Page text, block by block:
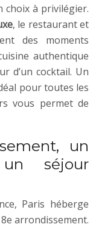
à privilégier.
, le restaurant et
des moments
authentique
d’un cocktail. Un
pour toutes les
vous permet de
un
séjour
Paris héberge
arrondissement.